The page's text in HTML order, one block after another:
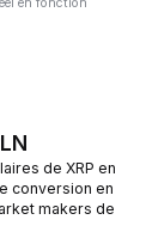
de XRP en
conversion en
makers de